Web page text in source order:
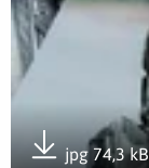
jpg 74,3 kB